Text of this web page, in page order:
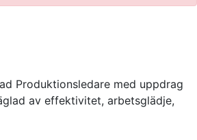
Produktionsledare med uppdrag
av effektivitet, arbetsglädje,